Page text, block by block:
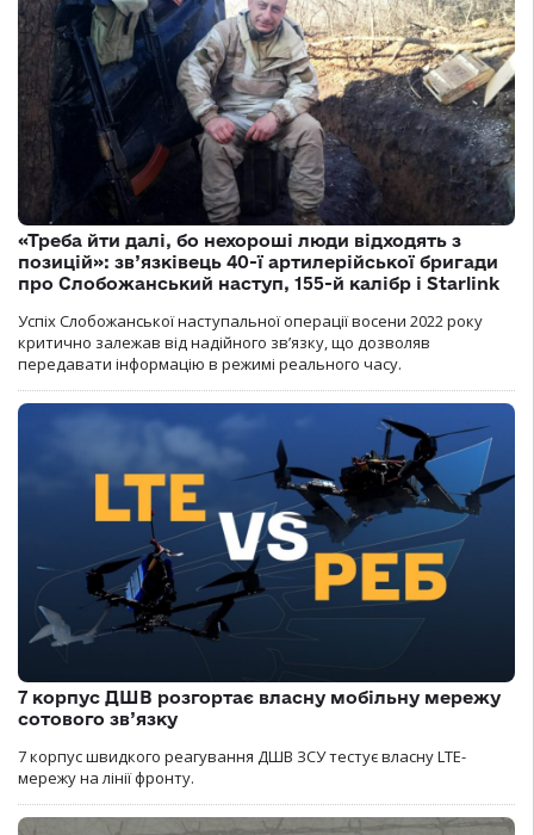
«Треба йти далі, бо нехороші люди відходять з
позицій»: зв’язківець 40-ї артилерійської бригади
про Слобожанський наступ, 155-й калібр і Starlink
Успіх Слобожанської наступальної операції восени 2022 року
критично залежав від надійного зв’язку, що дозволяв
передавати інформацію в режимі реального часу.
7 корпус ДШВ розгортає власну мобільну мережу
сотового зв’язку
7 корпус швидкого реагування ДШВ ЗСУ тестує власну LTE-
мережу на лінії фронту.